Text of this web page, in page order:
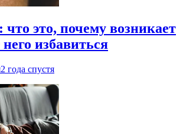
что это, почему возникает
избавиться
2 года спустя